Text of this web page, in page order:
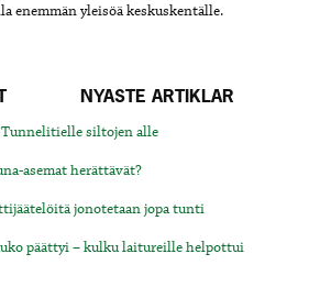
enemmän yleisöä keskuskentälle.
NYASTE ARTIKLAR
siltojen alle
asemat herättävät?
jonotetaan jopa tunti
päättyi – kulku laitureille helpottui